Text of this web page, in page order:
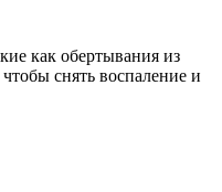
как обертывания из
снять воспаление и